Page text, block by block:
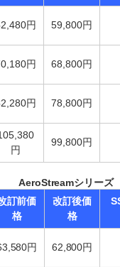
円 59,800円
円 68,800円
円 78,800円
円
99,800円
AeroStreamシリーズ
訂前価
格
改訂後価
格
円 62,800円